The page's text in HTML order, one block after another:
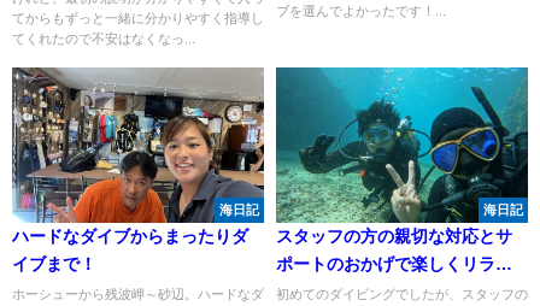
てからもずっと一緒に分かりやすく指導し
てくれたので不安はなくなっ...
ブを選んでよかったです！...
海日記
ハードなダイブからまったりダ
イブまで！
ホーシューから残波岬～砂辺。ハードなダ
海日記
スタッフの方の親切な対応とサ
ポートのおかげで楽しくリラッ
クスしてダイビングをすること
初めてのダイビングでしたが、スタッフの